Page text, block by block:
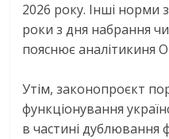
2026 року. Інші
роки з дня набрання
пояснює аналітикиня
Утім, законопроєкт
функціонування
в частині дублювання